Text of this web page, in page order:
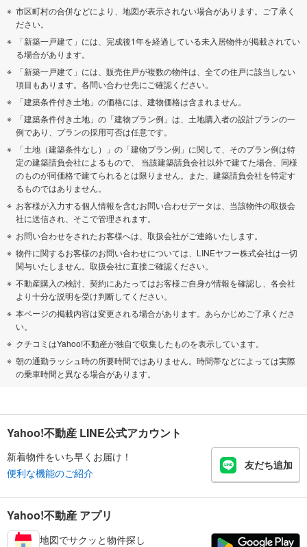
市区町村の合併などにより、地図が表示されない場合があります。ご了承く
ださい。
「新築一戸建て」には、完成後1年を経過している未入居物件が掲載されてい
る場合があります。
「新築一戸建て」には、販売住戸が複数の物件は、全ての住戸に該当しない
項目もあります。各問い合わせ先にご確認ください。
「建築条件付き土地」の価格には、建物価格は含まれません。
「建築条件付き土地」の「建物プラン例」は、土地購入者の設計プランの一
例であり、プランの採用可否は任意です。
「土地（建築条件なし）」の「建物プラン例」に関して、そのプラン例は特
定の建築請負会社によるもので、 当該建築請負会社以外で建てた場合、同様
のものが同価格で建てられるとは限りません。また、建築請負会社を特定す
るものではありません。
お客様が入力する個人情報を含むお問い合わせデータは、当該物件の取扱会
社に送信され、そこで管理されます。
お問い合わせをされたお客様へは、取扱会社がご連絡いたします。
物件に関するお客様のお問い合わせについては、LINEヤフー株式会社は一切
関与いたしません。取扱会社に直接ご確認ください。
不動産購入の検討、契約にあたってはお客様ご自身が情報を確認し、各会社
より十分な説明を受け判断してください。
本ページの掲載内容は変更される場合があります。あらかじめご了承くださ
い。
クチコミはYahoo!不動産が独自で収集したものを表示しています。
朝の通勤ラッシュ時の所要時間ではありません。時間帯などによっては実際
の乗車時間と異なる場合があります。
Yahoo!不動産 LINE公式アカウント
新着物件をいち早くお届け！
便利な機能のご紹介
友だち追加
Yahoo!不動産 アプリ
地図でサクッと物件探し